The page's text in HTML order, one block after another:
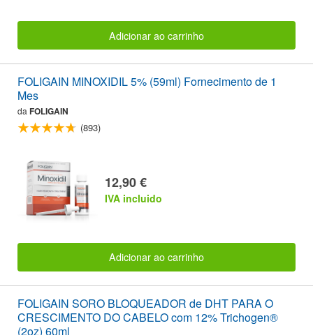
Adicionar ao carrinho
FOLIGAIN MINOXIDIL 5% (59ml) Fornecimento de 1
Mes
da FOLIGAIN
(893)
12,90 €
IVA incluido
Adicionar ao carrinho
FOLIGAIN SORO BLOQUEADOR de DHT PARA O
CRESCIMENTO DO CABELO com 12% Trichogen®
(2oz) 60ml